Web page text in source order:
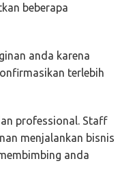
beberapa
anda karena
terlebih
professional. Staff
menjalankan bisnis
anda